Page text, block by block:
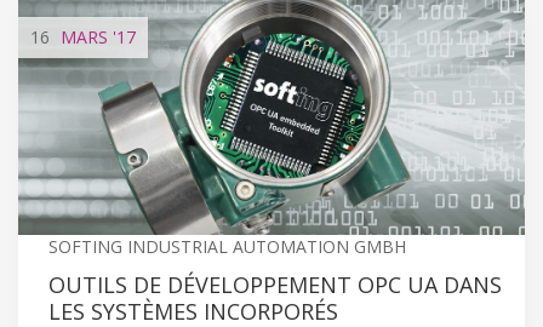
16 MARS '17
SOFTING INDUSTRIAL AUTOMATION GMBH
OUTILS DE DÉVELOPPEMENT OPC UA DANS
LES SYSTÈMES INCORPORÉS